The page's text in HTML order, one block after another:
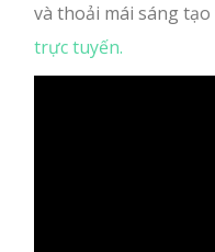
và thoải mái sáng
trực tuyến.